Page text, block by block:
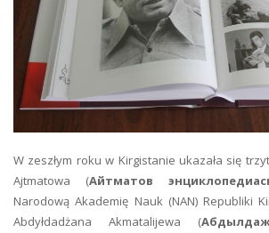
W zeszłym roku w Kirgistanie ukazała się
Ajtmatowa (Айтматов
Narodową Akademię Nauk (NAN) Republiki
Abdyłdadżana Akmatalijewa (